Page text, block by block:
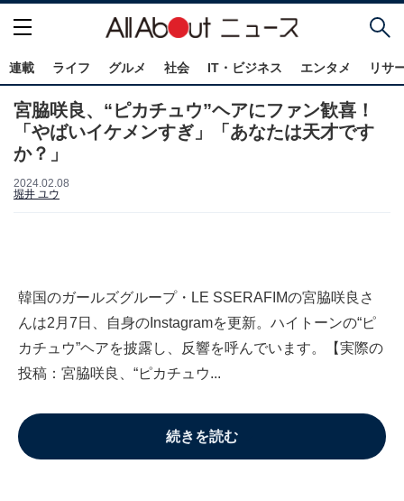
連載 ライフ グルメ 社会 IT・ビジネス エンタメ リサ
宮脇咲良、“ピカチュウ”ヘアにファン歓喜！
「やばいイケメンすぎ」「あなたは天才です
か？」
2024.02.08
堀井 ユウ
韓国のガールズグループ・LE SSERAFIMの宮脇咲良さ
んは2月7日、自身のInstagramを更新。ハイトーンの“ピ
カチュウ”ヘアを披露し、反響を呼んでいます。【実際の
投稿：宮脇咲良、“ピカチュウ...
続きを読む